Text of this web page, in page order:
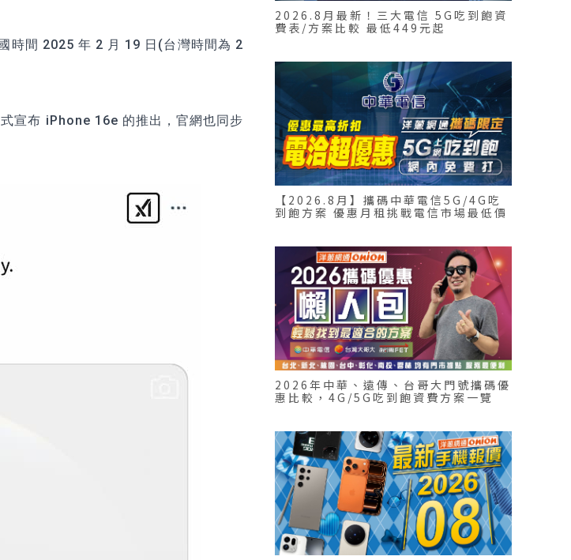
時間 2025 年 2 月 19 日(台灣時間為 2
宣布 iPhone 16e 的推出，官網也同步
2026.8月最新！三大電信 5G吃到飽資
費表/方案比較 最低449元起
【2026.8月】攜碼中華電信5G/4G吃
到飽方案 優惠月租挑戰電信市場最低價
2026年中華、遠傳、台哥大門號攜碼優
惠比較，4G/5G吃到飽資費方案一覽